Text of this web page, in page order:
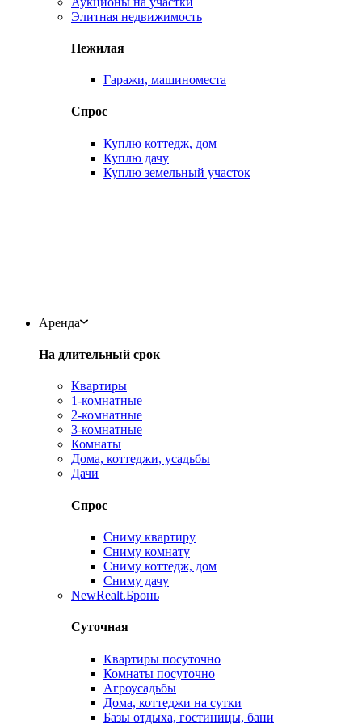
Элитная недвижимость
Нежилая
Гаражи, машиноместа
Спрос
Куплю коттедж, дом
Куплю дачу
Куплю земельный участок
Аренда
На длительный срок
Квартиры
1-комнатные
2-комнатные
3-комнатные
Комнаты
Дома, коттеджи, усадьбы
Дачи
Спрос
Сниму квартиру
Сниму комнату
Сниму коттедж, дом
Сниму дачу
NewRealt.Бронь
Суточная
Квартиры посуточно
Комнаты посуточно
Агроусадьбы
Дома, коттеджи на сутки
Базы отдыха, гостиницы, бани